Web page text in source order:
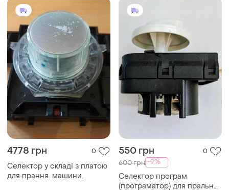
4778 грн 0
Селектор у складі з платою
для прання. машини
550 грн 0
600 грн -9%
Селектор програм
(програматор) для пральних